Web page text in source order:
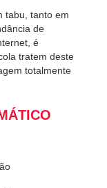
tabu, tanto em
de
é
tratem deste
totalmente